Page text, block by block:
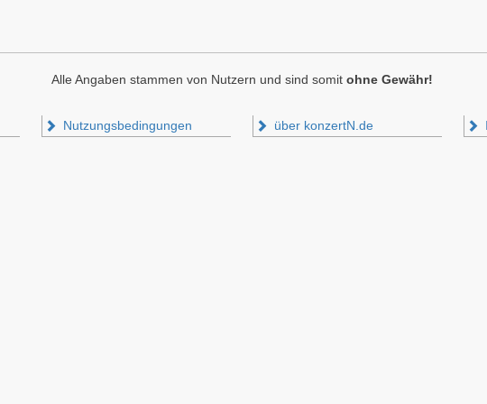
Alle Angaben stammen von Nutzern und sind somit ohne Gewähr!
Nutzungsbedingungen über konzertN.de